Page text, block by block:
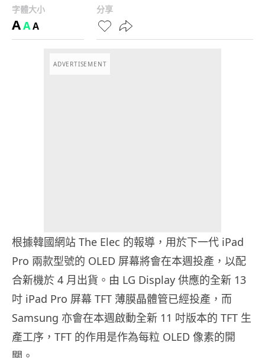
字體大小
AAA
分享
ADVERTISEMENT
根據韓國網站 The Elec 的報導，用於下一代 iPad
Pro 兩款型號的 OLED 屏幕將會在本週投產，以配
合新機於 4 月出貨。由 LG Display 供應的全新 13
吋 iPad Pro 屏幕 TFT 薄膜晶體管已經投產，而
Samsung 亦會在本週啟動全新 11 吋版本的 TFT 生
產工序，TFT 的作用是作為每粒 OLED 像素的開